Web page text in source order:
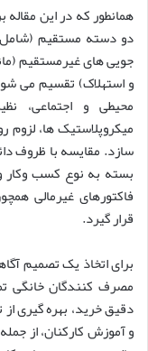
همانطور که در این
دو دسته مستقیم (شامل
جویی های غیرمستقیم
و استهلاک) تقسیم می
محیطی و اجتماعی،
میکروپلاستیک ها،
سازد. مقایسه با ظروف
بسته به نوع کسب وکار
فاکتورهای غیرمالی
قرار گیرد.
برای اتخاذ یک تصمیم
مصرف کنندگان خانگی
دقیق خرید، بهره گیری
و آموزش کارکنان، از